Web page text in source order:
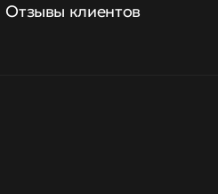
Отзывы клиентов